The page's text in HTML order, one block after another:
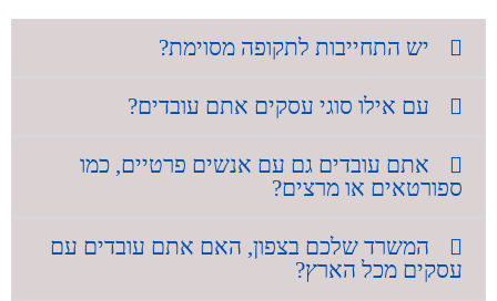
יש התחייבות לתקופה מסוימת?
עם אילו סוגי עסקים אתם עובדים?
אתם עובדים גם עם אנשים פרטיים, כמו
ספורטאים או מרצים?
המשרד שלכם בצפון, האם אתם עובדים עם
עסקים מכל הארץ?